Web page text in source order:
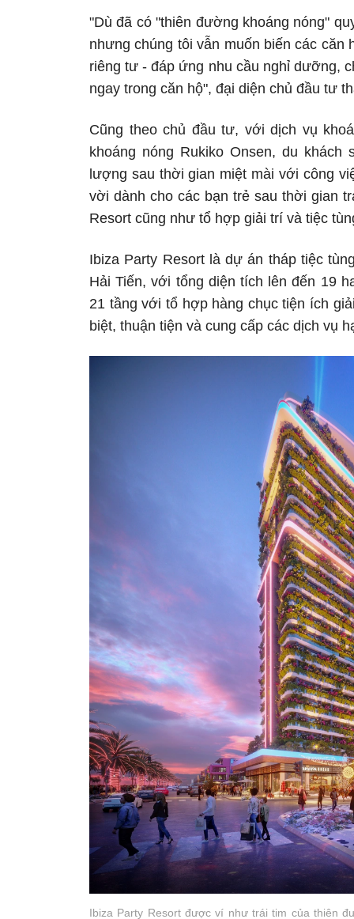
"Dù đã có "thiên đường khoáng nóng"
nhưng chúng tôi vẫn muốn biến các
riêng tư - đáp ứng nhu cầu nghỉ dưỡng,
ngay trong căn hộ", đại diện chủ đầu tư
Cũng theo chủ đầu tư, với dịch vụ
khoáng nóng Rukiko Onsen, du
lượng sau thời gian miệt mài với công
vời dành cho các bạn trẻ sau thời gian
Resort cũng như tổ hợp giải trí và tiệc
Ibiza Party Resort là dự án tháp tiệc
Hải Tiến, với tổng diện tích lên đến 19
21 tầng với tổ hợp hàng chục tiện ích
biệt, thuận tiện và cung cấp các dịch vụ
Ibiza Party Resort được ví như trái tim của thiên